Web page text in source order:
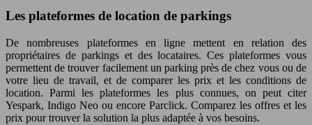
Les plateformes de location de parkings
De nombreuses plateformes en ligne mettent en relation des
propriétaires de parkings et des locataires. Ces plateformes vous
permettent de trouver facilement un parking près de chez vous ou de
votre lieu de travail, et de comparer les prix et les conditions de
location. Parmi les plateformes les plus connues, on peut citer
Yespark, Indigo Neo ou encore Parclick. Comparez les offres et les
prix pour trouver la solution la plus adaptée à vos besoins.